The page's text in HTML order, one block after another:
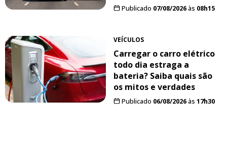
Publicado 07/08/2026às 08h15
VEÍCULOS
Carregar o carro elétrico
todo dia estraga a
bateria? Saiba quais são
os mitos e verdades
Publicado 06/08/2026às 17h30